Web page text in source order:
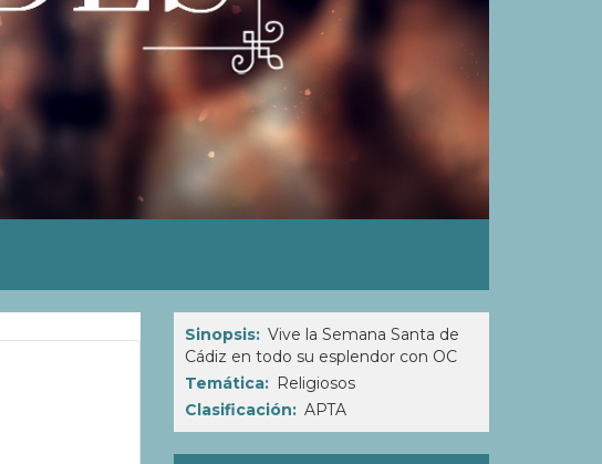
Sinopsis
Vive la Semana Santa de
Cádiz en todo su esplendor con OC
Temática
Religiosos
Clasificación
APTA